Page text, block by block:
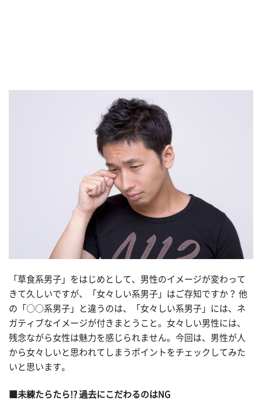
「草食系男子」をはじめとして、男性のイメージが変わって
きて久しいですが、「女々しい系男子」はご存知ですか？ 他
の「○○系男子」と違うのは、「女々しい系男子」には、ネ
ガティブなイメージが付きまとうこと。女々しい男性には、
残念ながら女性は魅力を感じられません。今回は、男性が人
から女々しいと思われてしまうポイントをチェックしてみた
いと思います。
■未練たらたら!? 過去にこだわるのはNG